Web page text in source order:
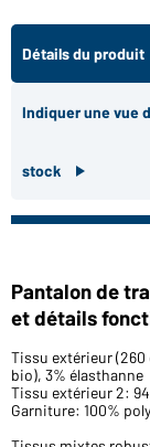
Détails du produit
Indiquer une vue
stock
Pantalon de
et détails
Tissu extérieur (260
bio), 3% élasthanne
Tissu extérieur 2:
Garniture: 100%